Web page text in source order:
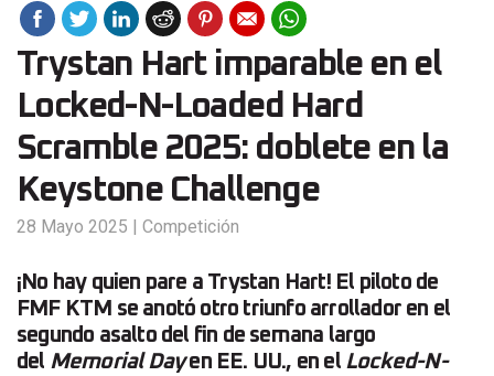
Trystan Hart imparable en el
Locked-N-Loaded Hard
Scramble 2025: doblete en la
Keystone Challenge
28 Mayo 2025 | Competición
¡No hay quien pare a Trystan Hart! El piloto de
FMF KTM se anotó otro triunfo arrollador en el
segundo asalto del fin de semana largo
del Memorial Dayen EE. UU., en el Locked-N-